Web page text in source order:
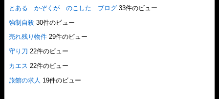
とある かぞくが のこした ブログ 33件のビュー
強制自殺 30件のビュー
売れ残り物件 29件のビュー
守り刀 22件のビュー
カエス 22件のビュー
旅館の求人 19件のビュー